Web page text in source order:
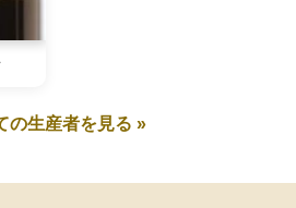
の生産者を見る »